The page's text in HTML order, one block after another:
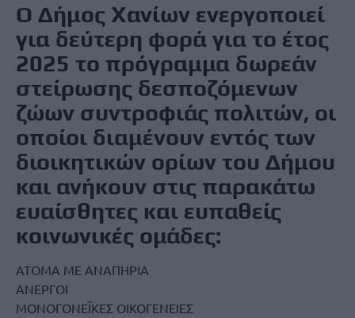
Ο Δήμος Χανίων ενεργοποιεί
για δεύτερη φορά για το έτος
2025 το πρόγραμμα δωρεάν
στείρωσης δεσποζόμενων
ζώων συντροφιάς πολιτών, οι
οποίοι διαμένουν εντός των
διοικητικών ορίων του Δήμου
και ανήκουν στις παρακάτω
ευαίσθητες και ευπαθείς
κοινωνικές ομάδες:
ΑΤΟΜΑ ΜΕ ΑΝΑΠΗΡΙΑ
ΑΝΕΡΓΟΙ
ΜΟΝΟΓΟΝΕΪΚΕΣ ΟΙΚΟΓΕΝΕΙΕΣ